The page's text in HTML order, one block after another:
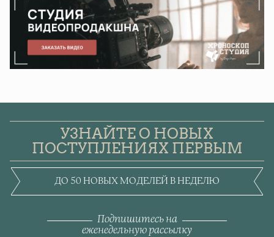
УЗНАЙТЕ О НОВЫХ
ПОСТУПЛЕНИЯХ ПЕРВЫМ
ДО 50 НОВЫХ МОДЕЛЕЙ В НЕДЕЛЮ
Подпишитесь на
еженедельную рассылку